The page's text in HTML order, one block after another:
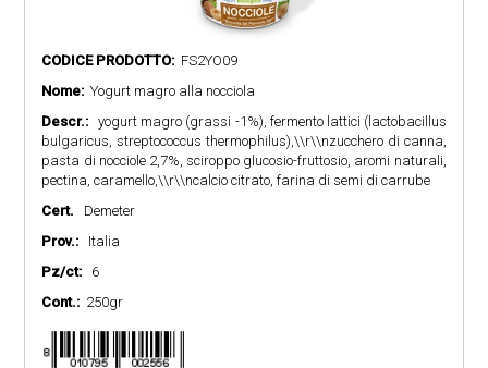
CODICE PRODOTTO: FS2YO09
Nome: Yogurt magro alla nocciola
Descr.: yogurt magro (grassi -1%), fermento lattici (lactobacillus
bulgaricus, streptococcus thermophilus),\\r\\nzucchero di canna,
pasta di nocciole 2,7%, sciroppo glucosio-fruttosio, aromi naturali,
pectina, caramello,\\r\\ncalcio citrato, farina di semi di carrube
Cert. Demeter
Prov.: Italia
Pz/ct: 6
Cont.: 250gr